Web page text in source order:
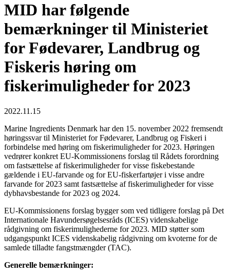
MID har følgende
bemærkninger til Ministeriet
for Fødevarer, Landbrug og
Fiskeris høring om
fiskerimuligheder for 2023
2022.11.15
Marine Ingredients Denmark har den 15. november 2022 fremsendt
høringssvar til Ministeriet for Fødevarer, Landbrug og Fiskeri i
forbindelse med høring om fiskerimuligheder for 2023. Høringen
vedrører konkret EU-Kommissionens forslag til Rådets forordning
om fastsættelse af fiskerimuligheder for visse fiskebestande
gældende i EU-farvande og for EU-fiskerfartøjer i visse andre
farvande for 2023 samt fastsættelse af fiskerimuligheder for visse
dybhavsbestande for 2023 og 2024.
EU-Kommissionens forslag bygger som ved tidligere forslag på Det
Internationale Havundersøgelsesråds (ICES) videnskabelige
rådgivning om fiskerimulighederne for 2023. MID støtter som
udgangspunkt ICES videnskabelig rådgivning om kvoterne for de
samlede tilladte fangstmængder (TAC).
Generelle bemærkninger: